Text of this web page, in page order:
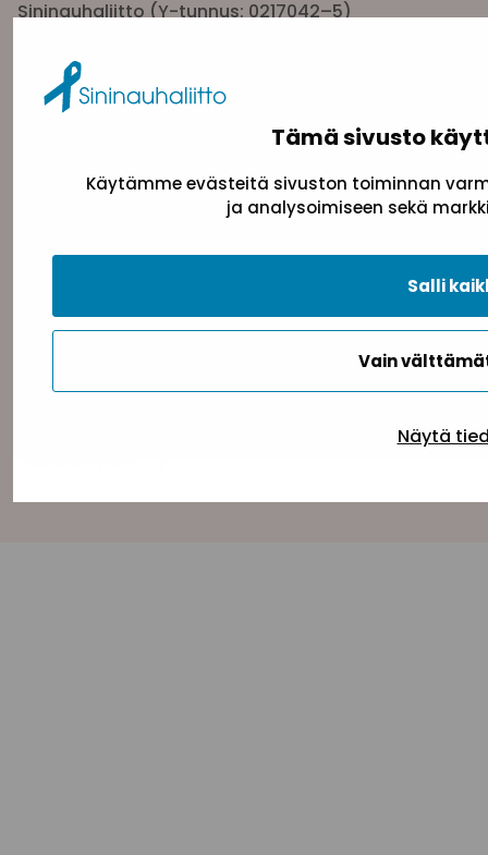
Tämä sivusto
Käytämme evästeitä sivuston toiminnan
ja analysoimiseen sekä
Vain
Salli
Näytä
Sininauhaliitto (Y-tunnus: 0217042–5)
toimisto@sininauha.fi
Tietosuojaseloste Evästeseloste